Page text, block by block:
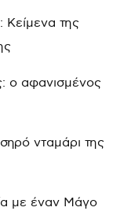
της
ο αφανισμένος
νταμάρι της
με έναν Μάγο